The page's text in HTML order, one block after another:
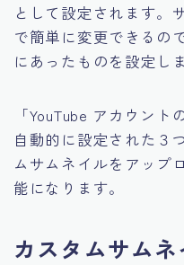
として設定されます。
で簡単に変更できるの
にあったものを設定し
「YouTube アカウント
自動的に設定された３
ムサムネイルをアップ
能になります。
カスタムサム